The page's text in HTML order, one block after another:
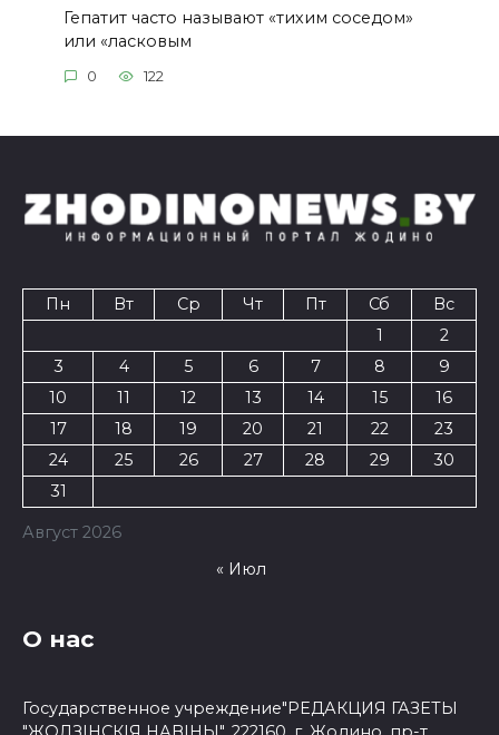
Гепатит часто называют «тихим соседом»
или «ласковым
0 122
Август 2026
Пн Вт Ср Чт Пт Сб
Вс
1
2
3
4 5 6 7 8
9
10
11 12 13 14 15
16
17
18 19 20 21 22
23
24
25 26 27 28 29
30
31
« Июл
О нас
Государственное учреждение"РЕДАКЦИЯ ГАЗЕТЫ